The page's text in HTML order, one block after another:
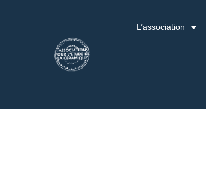
L’association